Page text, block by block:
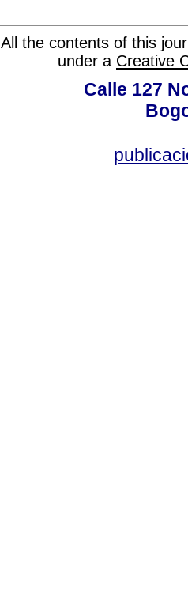
All the contents of this
under a Creative
Calle 127